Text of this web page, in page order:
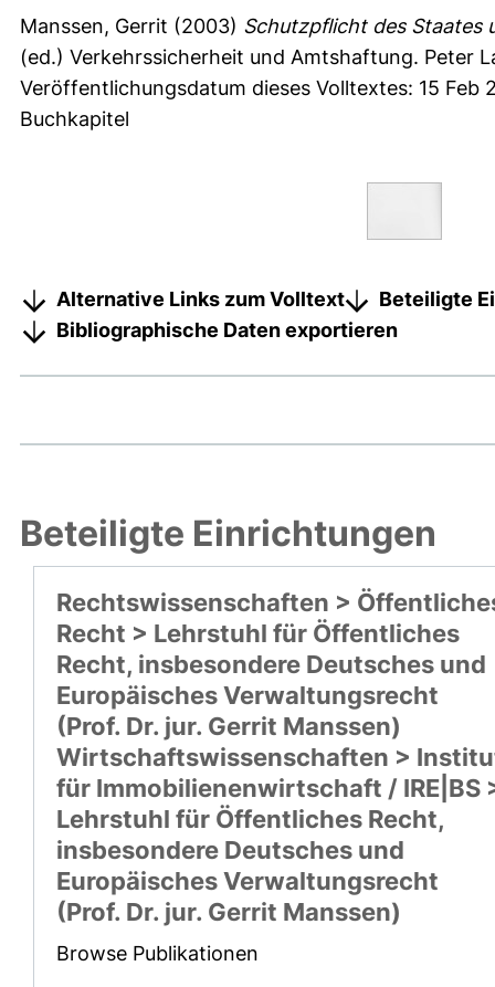
Manssen, Gerrit (2003) Schutzpflicht des Staates
(ed.) Verkehrssicherheit und Amtshaftung. Peter
Veröffentlichungsdatum dieses Volltextes: 15 Feb
Buchkapitel
Alternative Links zum Volltext
Beteiligte
Bibliographische Daten exportieren
Beteiligte Einrichtungen
Rechtswissenschaften >
Recht > Lehrstuhl für Öffentliches
Recht, insbesondere Deutsches und
Europäisches Verwaltungsrecht
(Prof. Dr. jur. Gerrit Manssen)
Wirtschaftswissenschaften >
für Immobilienenwirtschaft / IRE|BS
Lehrstuhl für Öffentliches Recht,
insbesondere Deutsches und
Europäisches Verwaltungsrecht
(Prof. Dr. jur. Gerrit Manssen)
Browse Publikationen